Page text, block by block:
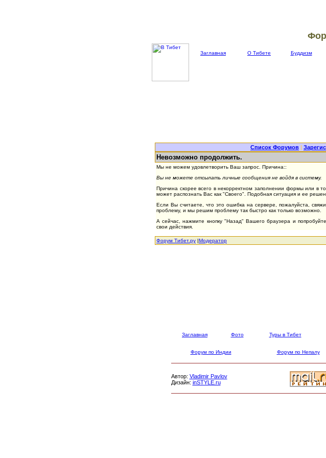
Заглавная О Тибете Буддизм
Список Форумов |
Невозможно продолжить.
Мы не можем удовлетворить Ваш запрос. Причина::
Вы не можете отсылать личные сообщения не войдя в систему.
Причина скорее всего в некорректном заполнении формы или в
может распознать Вас как "Своего". Подобная ситуация и ее
Если Вы считаете, что это ошибка на сервере, пожалуйста,
проблему, и мы решим проблему так быстро как только возможно.
А сейчас, нажмите кнопку "Назад" Вашего браузера и
свои действия.
Форум Тибет.ру |Модератор
Заглавная Фото Туры в Тибет
Форум по Индии Форум по Непалу
Автор: Vladimir Pavlov
Дизайн: inSTYLE.ru